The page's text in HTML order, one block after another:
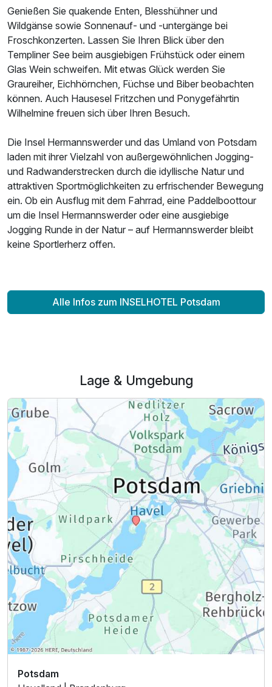
Für 4 Tage p.P. ab795,00 €
Genießen Sie quakende Enten, Blesshühner und
Wildgänse sowie Sonnenauf- und -untergänge bei
Froschkonzerten. Lassen Sie Ihren Blick über den
Templiner See beim ausgiebigen Frühstück oder einem
Glas Wein schweifen. Mit etwas Glück werden Sie
Graureiher, Eichhörnchen, Füchse und Biber beobachten
können. Auch Hausesel Fritzchen und Ponygefährtin
Wilhelmine freuen sich über Ihren Besuch.
Die Insel Hermannswerder und das Umland von Potsdam
laden mit ihrer Vielzahl von außergewöhnlichen Jogging-
und Radwanderstrecken durch die idyllische Natur und
attraktiven Sportmöglichkeiten zu erfrischender Bewegung
ein. Ob ein Ausflug mit dem Fahrrad, eine Paddelboottour
um die Insel Hermannswerder oder eine ausgiebige
Jogging Runde in der Natur – auf Hermannswerder bleibt
keine Sportlerherz offen.
Alle Infos zum INSELHOTEL Potsdam
Lage & Umgebung
Potsdam